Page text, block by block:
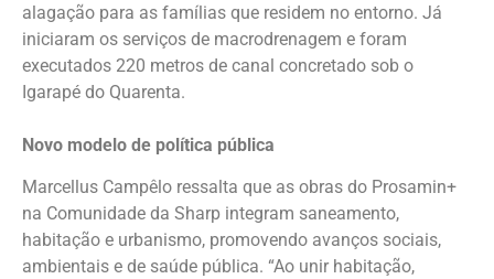
alagação para as famílias que residem no entorno. Já
iniciaram os serviços de macrodrenagem e foram
executados 220 metros de canal concretado sob o
Igarapé do Quarenta.
Novo modelo de política pública
Marcellus Campêlo ressalta que as obras do Prosamin+
na Comunidade da Sharp integram saneamento,
habitação e urbanismo, promovendo avanços sociais,
ambientais e de saúde pública. “Ao unir habitação,